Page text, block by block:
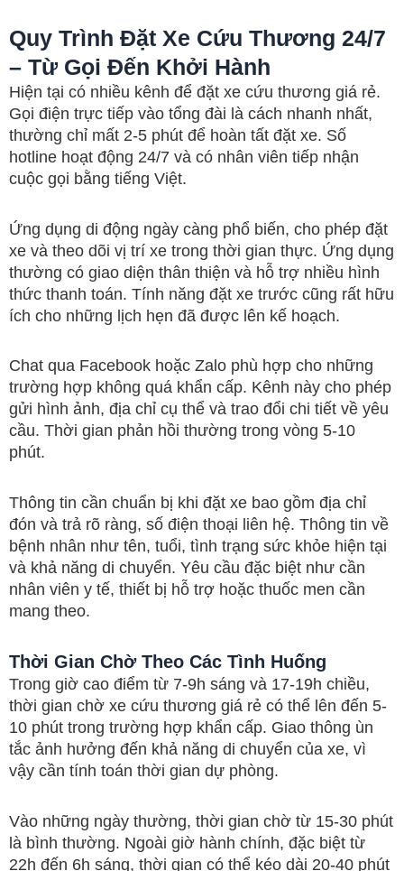
Quy Trình Đặt Xe Cứu Thương 24/7
– Từ Gọi Đến Khởi Hành
Hiện tại có nhiều kênh để đặt xe cứu thương giá rẻ.
Gọi điện trực tiếp vào tổng đài là cách nhanh nhất,
thường chỉ mất 2-5 phút để hoàn tất đặt xe. Số
hotline hoạt động 24/7 và có nhân viên tiếp nhận
cuộc gọi bằng tiếng Việt.
Ứng dụng di động ngày càng phổ biến, cho phép đặt
xe và theo dõi vị trí xe trong thời gian thực. Ứng dụng
thường có giao diện thân thiện và hỗ trợ nhiều hình
thức thanh toán. Tính năng đặt xe trước cũng rất hữu
ích cho những lịch hẹn đã được lên kế hoạch.
Chat qua Facebook hoặc Zalo phù hợp cho những
trường hợp không quá khẩn cấp. Kênh này cho phép
gửi hình ảnh, địa chỉ cụ thể và trao đổi chi tiết về yêu
cầu. Thời gian phản hồi thường trong vòng 5-10
phút.
Thông tin cần chuẩn bị khi đặt xe bao gồm địa chỉ
đón và trả rõ ràng, số điện thoại liên hệ. Thông tin về
bệnh nhân như tên, tuổi, tình trạng sức khỏe hiện tại
và khả năng di chuyển. Yêu cầu đặc biệt như cần
nhân viên y tế, thiết bị hỗ trợ hoặc thuốc men cần
mang theo.
Thời Gian Chờ Theo Các Tình Huống
Trong giờ cao điểm từ 7-9h sáng và 17-19h chiều,
thời gian chờ xe cứu thương giá rẻ có thể lên đến 5-
10 phút trong trường hợp khẩn cấp. Giao thông ùn
tắc ảnh hưởng đến khả năng di chuyển của xe, vì
vậy cần tính toán thời gian dự phòng.
Vào những ngày thường, thời gian chờ từ 15-30 phút
là bình thường. Ngoài giờ hành chính, đặc biệt từ
22h đến 6h sáng, thời gian có thể kéo dài 20-40 phút